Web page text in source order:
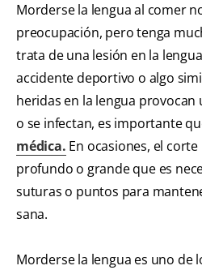
Morderse la lengua al comer
preocupación, pero tenga
trata de una lesión en la
accidente deportivo o algo
heridas en la lengua
o se infectan, es importante
médica. En ocasiones, el
profundo o grande que es
suturas o puntos para
sana.
Morderse la lengua es uno de